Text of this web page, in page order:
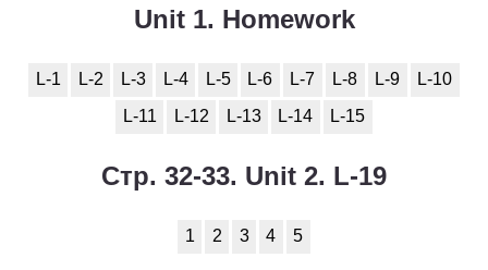
Unit 1. Homework
L-1 L-2 L-3 L-4 L-5 L-6 L-7 L-8 L-9
L-10
L-11
L-12 L-13 L-14 L-15
Стр. 32-33. Unit 2. L-19
1 2 3 4 5